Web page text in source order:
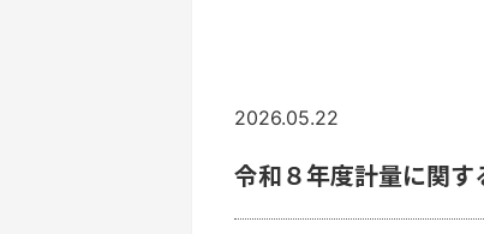
2026.05.22
令和８年度計量に関す